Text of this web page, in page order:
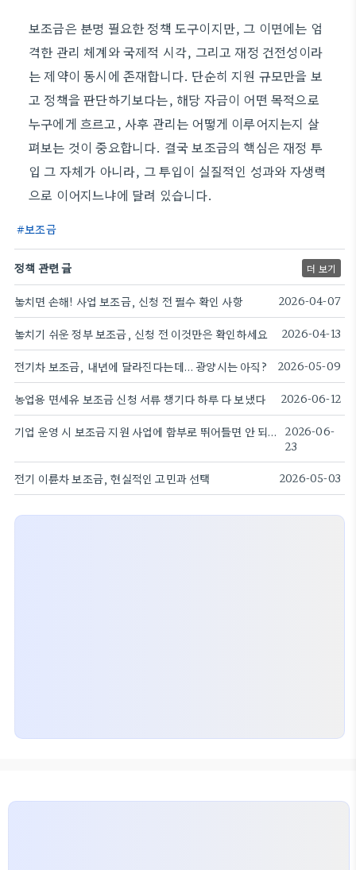
보조금은 분명 필요한 정책 도구이지만, 그 이면에는 엄
격한 관리 체계와 국제적 시각, 그리고 재정 건전성이라
는 제약이 동시에 존재합니다. 단순히 지원 규모만을 보
고 정책을 판단하기보다는, 해당 자금이 어떤 목적으로
누구에게 흐르고, 사후 관리는 어떻게 이루어지는지 살
펴보는 것이 중요합니다. 결국 보조금의 핵심은 재정 투
입 그 자체가 아니라, 그 투입이 실질적인 성과와 자생력
으로 이어지느냐에 달려 있습니다.
보조금
정책 관련 글 더 보기
놓치면 손해! 사업 보조금, 신청 전 필수 확인 사항 2026-04-07
놓치기 쉬운 정부 보조금, 신청 전 이것만은 확인하세요 2026-04-13
전기차 보조금, 내년에 달라진다는데… 광양시는 아직? 2026-05-09
농업용 면세유 보조금 신청 서류 챙기다 하루 다 보냈다 2026-06-12
기업 운영 시 보조금 지원 사업에 함부로 뛰어들면 안 되는 이유
2026-06-
23
전기 이륜차 보조금, 현실적인 고민과 선택 2026-05-03